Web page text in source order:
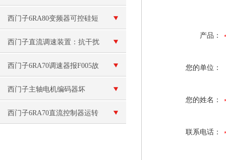
障的维修
西门子6RA80变频器可控硅短
路维修
西门子直流调速装置：抗干扰
抗温变防潮防尘，适应复杂工
业工况长效稳定运行
西门子6RA70调速器报F005故
障代码维修
西门子主轴电机编码器坏
西门子6RA70直流控制器运转
产品：
您的单位：
您的姓名：
联系电话：